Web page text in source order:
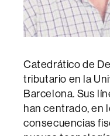
Catedrático de
tributario en la
Barcelona. Sus
han centrado, en
consecuencias